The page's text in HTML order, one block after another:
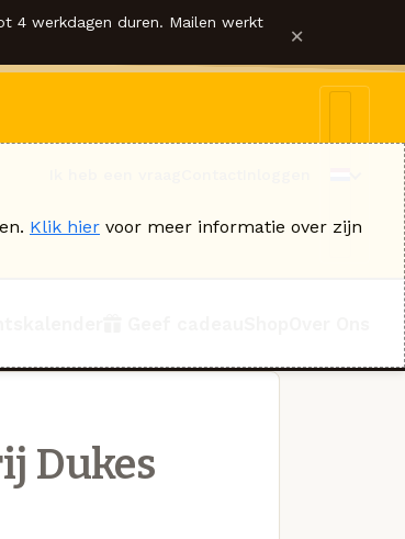
4 werkdagen duren. Mailen werkt ×
Dukes
Klik hier voor meer informatie over zijn